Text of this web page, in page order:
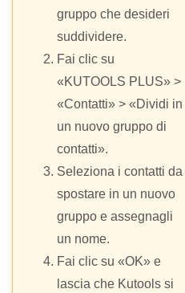
gruppo che desideri
suddividere.
Fai clic su
«KUTOOLS PLUS» >
«Contatti» > «Dividi in
un nuovo gruppo di
contatti».
Seleziona i contatti da
spostare in un nuovo
gruppo e assegnagli
un nome.
Fai clic su «OK» e
lascia che Kutools si